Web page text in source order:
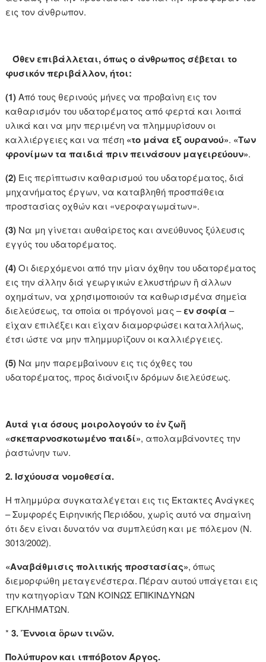
εις τον άνθρωπον.
Όθεν επιβάλλεται, όπως ο άνθρωπος σέβεται το
φυσικόν περιβάλλον, ήτοι:
(1)Από τους θερινούς μήνες να προβαίνη εις τον
καθαρισμόν του υδατορέματος από φερτά και λοιπά
υλικά και να μην περιμένη να πλημμυρίσουν οι
καλλιέργειες και να πέση «το μάνα εξ ουρανού». «Των
φρονίμων τα παιδιά πριν πεινάσουν μαγειρεύουν».
(2) Εις περίπτωσιν καθαρισμού του υδατορέματος, διά
μηχανήματος έργων, να καταβληθή προσπάθεια
προστασίας οχθών και «νεροφαγωμάτων».
(3) Να μη γίνεται αυθαίρετος και ανεύθυνος ξύλευσις
εγγύς του υδατορέματος.
(4)Οι διερχόμενοι από την μίαν όχθην του υδατορέματος
εις την άλλην διά γεωργικών ελκυστήρων ἢ άλλων
οχημάτων, να χρησιμοποιούν τα καθωρισμένα σημεία
διελεύσεως, τα οποία οι πρόγονοί μας –εν σοφία –
είχαν επιλέξει και είχαν διαμορφώσει καταλλήλως,
έτσι ώστε να μην πλημμυρίζουν οι καλλιέργειες.
(5) Να μην παρεμβαίνουν εις τις όχθες του
υδατορέματος, προς διάνοιξιν δρόμων διελεύσεως.
Αυτά για όσους μοιρολογούν το ἐν ζωῆ
«σκεπαρνοσκοτωμένο παιδί», απολαμβάνοντες την
ῥαστώνην των.
2. Ισχύουσα νομοθεσία.
Η πλημμύρα συγκαταλέγεται εις τις Έκτακτες Ανάγκες
– Συμφορές Ειρηνικής Περιόδου, χωρίς αυτό να σημαίνη
ότι δεν είναι δυνατόν να συμπλεύση και με πόλεμον (Ν.
3013/2002).
«Αναβάθμισις πολιτικής προστασίας», όπως
διεμορφώθη μεταγενέστερα. Πέραν αυτού υπάγεται εις
την κατηγορίαν ΤΩΝ ΚΟΙΝΩΣ ΕΠΙΚΙΝΔΥΝΩΝ
ΕΓΚΛΗΜΑΤΩΝ.
*3. Ἒννοια ὃρων τινῶν.
Πολύπυρον και ιππόβοτον Άργος.